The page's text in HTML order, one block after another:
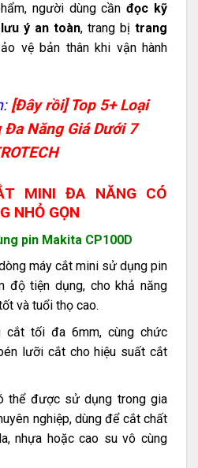
người dùng cầnđọc kỹ
lưu ý an toàn, trang bịtrang
vệ bản thân khi vận hành
[Đây rồi] Top 5+ Loại
Đa Năng Giá Dưới 7
MINI ĐA NĂNG CÓ
NHỎ GỌN
pin Makita CP100D
máy cắt mini sử dụng pin
độ tiện dụng, cho khả năng
và tuổi thọ cao.
cắt tối đa 6mm, cùng chức
lưỡi cắt cho hiệu suất cắt
thể được sử dụng trong gia
nghiệp, dùng để cắt chất
nhựa hoặc cao su vô cùng